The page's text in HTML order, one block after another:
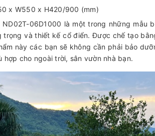
x W550 x H420/900 (mm)
ND02T-06D1000 là một trong những mẫu
trọng và thiết kế cổ điển. Được chế tạo
này các bạn sẽ không cần phải bảo
hợp cho ngoài trời, sân vườn nhà bạn.